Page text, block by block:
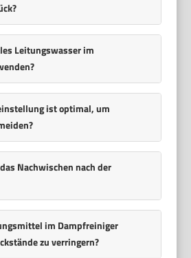
Leitungswasser im
ist optimal, um
Nachwischen nach der
im Dampfreiniger
zu verringern?